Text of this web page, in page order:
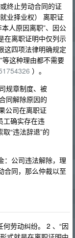
终止劳动合同的证
业择业权） 离职证
人原因离职”、因公
在离职证明中仅列示
这四项法律明确规定
等这种理由都不需要
）。
规章制度、被
同解除原因的
公司在离职证
工确实存在违
“违法辞退”的
：公司违法解除，理
合同，那么仲裁以至
劳动纠纷。 2 、“因